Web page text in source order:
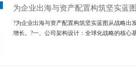
为企业出海与资产配置构筑坚实蓝图
?为企业出海与资产配置构筑坚实蓝图从战略出
增长。?️一、公司架构设计：全球化战略的核心